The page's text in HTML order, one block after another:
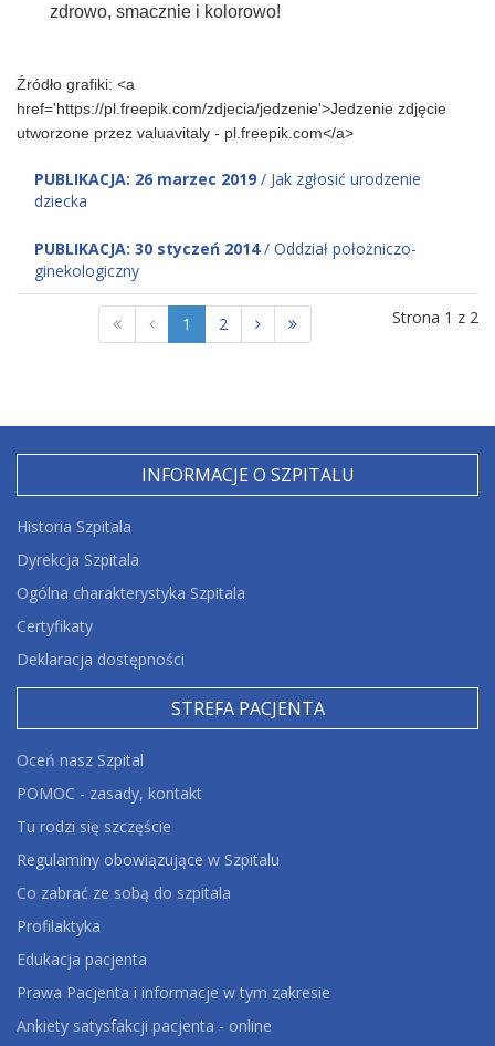
zdrowo, smacznie i kolorowo!
Źródło grafiki: <a
href='https://pl.freepik.com/zdjecia/jedzenie'>Jedzenie zdjęcie
utworzone przez valuavitaly - pl.freepik.com</a>
PUBLIKACJA: 26 marzec 2019 / Jak zgłosić urodzenie
dziecka
PUBLIKACJA: 30 styczeń 2014/ Oddział położniczo-
ginekologiczny
Strona 1 z 2
1 2
INFORMACJE O SZPITALU
Historia Szpitala
Dyrekcja Szpitala
Ogólna charakterystyka Szpitala
Certyfikaty
Deklaracja dostępności
STREFA PACJENTA
Oceń nasz Szpital
POMOC - zasady, kontakt
Tu rodzi się szczęście
Regulaminy obowiązujące w Szpitalu
Co zabrać ze sobą do szpitala
Profilaktyka
Edukacja pacjenta
Prawa Pacjenta i informacje w tym zakresie
Ankiety satysfakcji pacjenta - online